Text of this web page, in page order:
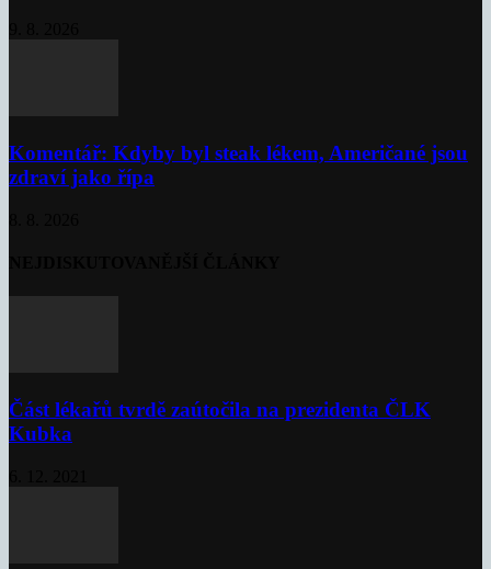
Komentář: Kdyby byl steak lékem, Američané jsou
zdraví jako řípa
Část lékařů tvrdě zaútočila na prezidenta ČLK
Kubka